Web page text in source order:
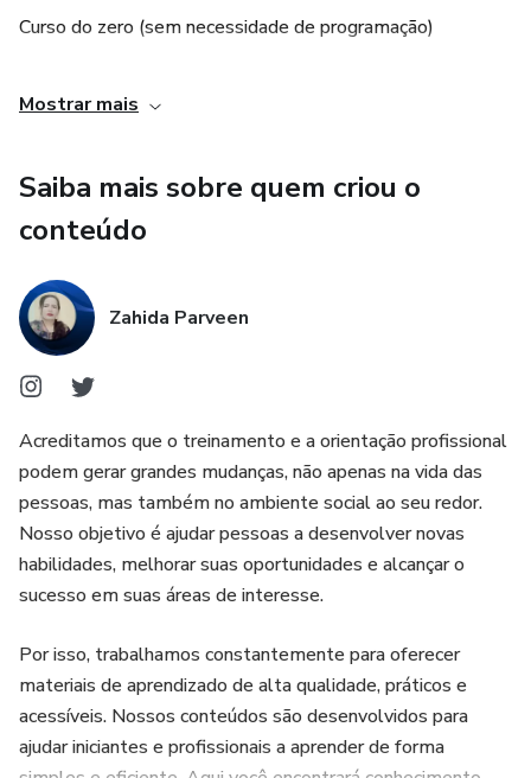
Curso do zero (sem necessidade de programação)
Ideal para carreira e renda extra (freelancer)
Mostrar mais
Saiba mais sobre quem criou o
conteúdo
Zahida Parveen
Acreditamos que o treinamento e a orientação profissional
podem gerar grandes mudanças, não apenas na vida das
pessoas, mas também no ambiente social ao seu redor.
Nosso objetivo é ajudar pessoas a desenvolver novas
habilidades, melhorar suas oportunidades e alcançar o
sucesso em suas áreas de interesse.
Por isso, trabalhamos constantemente para oferecer
materiais de aprendizado de alta qualidade, práticos e
acessíveis. Nossos conteúdos são desenvolvidos para
ajudar iniciantes e profissionais a aprender de forma